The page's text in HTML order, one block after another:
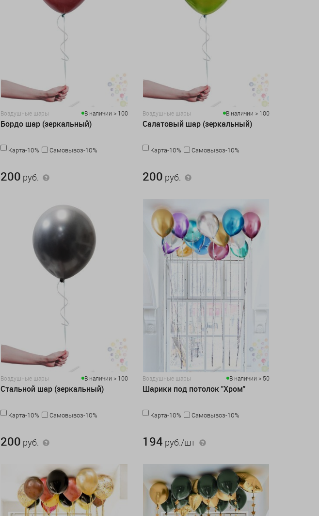
Воздушные шары В наличии > 100
Бордо шар (зеркальный)
Карта-10%
Самовывоз-10%
200 руб.
Воздушные шары В наличии > 100
Салатовый шар (зеркальный)
Карта-10%
Самовывоз-10%
200 руб.
Воздушные шары В наличии > 100
Стальной шар (зеркальный)
Карта-10%
Самовывоз-10%
200 руб.
Воздушные шары В наличии > 50
Шарики под потолок "Хром"
Карта-10%
Самовывоз-10%
194 руб./шт